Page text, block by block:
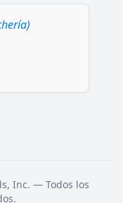
Inc. — Todos los